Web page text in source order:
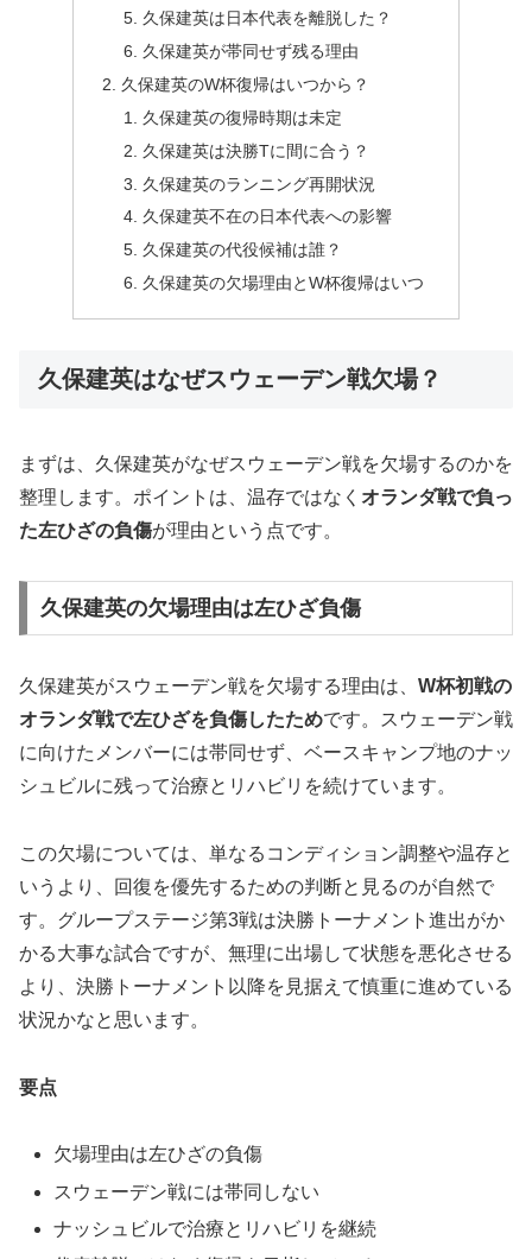
久保建英は日本代表を離脱した？
久保建英が帯同せず残る理由
久保建英のW杯復帰はいつから？
久保建英の復帰時期は未定
久保建英は決勝Tに間に合う？
久保建英のランニング再開状況
久保建英不在の日本代表への影響
久保建英の代役候補は誰？
久保建英の欠場理由とW杯復帰はいつ
久保建英はなぜスウェーデン戦欠場？
まずは、久保建英がなぜスウェーデン戦を欠場するのかを
整理します。ポイントは、温存ではなく オランダ戦で負っ
た左ひざの負傷が理由という点です。
久保建英の欠場理由は左ひざ負傷
久保建英がスウェーデン戦を欠場する理由は、 W杯初戦の
オランダ戦で左ひざを負傷したためです。スウェーデン戦
に向けたメンバーには帯同せず、ベースキャンプ地のナッ
シュビルに残って治療とリハビリを続けています。
この欠場については、単なるコンディション調整や温存と
いうより、回復を優先するための判断と見るのが自然で
す。グループステージ第3戦は決勝トーナメント進出がか
かる大事な試合ですが、無理に出場して状態を悪化させる
より、決勝トーナメント以降を見据えて慎重に進めている
状況かなと思います。
要点
欠場理由は左ひざの負傷
スウェーデン戦には帯同しない
ナッシュビルで治療とリハビリを継続